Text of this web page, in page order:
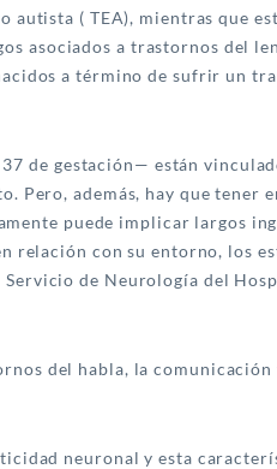
autista ( TEA), mientras que
asociados a trastornos del
a término de sufrir un
de gestación— están
Pero, además, hay que tener
puede implicar largos
relación con su entorno, los
de Neurología del
del habla, la comunicación
neuronal y esta